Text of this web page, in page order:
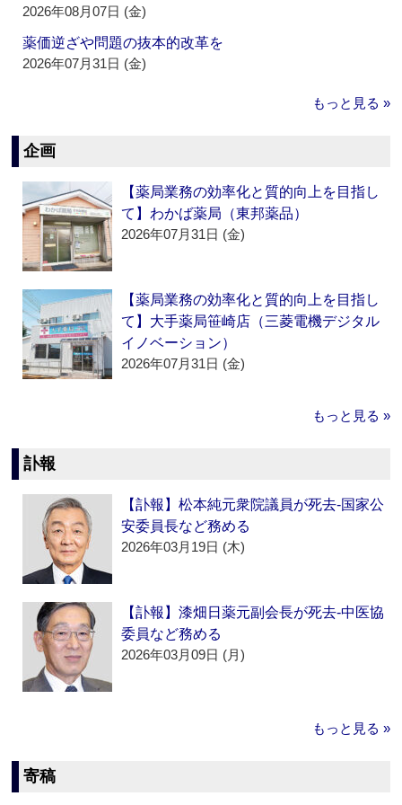
2026年08月07日 (金)
薬価逆ざや問題の抜本的改革を
2026年07月31日 (金)
もっと見る »
企画
【薬局業務の効率化と質的向上を目指し
て】わかば薬局（東邦薬品）
2026年07月31日 (金)
【薬局業務の効率化と質的向上を目指し
て】大手薬局笹崎店（三菱電機デジタル
イノベーション）
2026年07月31日 (金)
もっと見る »
訃報
【訃報】松本純元衆院議員が死去‐国家公
安委員長など務める
2026年03月19日 (木)
【訃報】漆畑日薬元副会長が死去‐中医協
委員など務める
2026年03月09日 (月)
もっと見る »
寄稿